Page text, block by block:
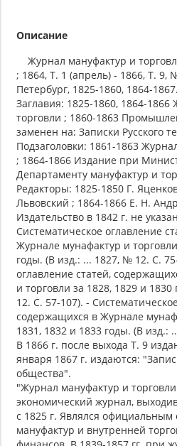
Описание
Журнал мануфактур и
; 1864, Т. 1 (апрель) - 1866, Т. 9,
Петербург, 1825-1860, 1864-
Заглавия: 1825-1860, 1864-
торговли ; 1860-1863
заменен на: Записки Русского
Подзаголовки: 1861-1863
; 1864-1866 Издание при
Департаменту мануфактур и
Редакторы: 1825-1850 Г.
Львовский ; 1864-1866 Е. Н.
Издательство в 1842 г. не
Систематическое оглавление
Журнале мунафактур и
годы. (В изд.: ... 1827, № 12. С.
оглавление статей,
и торговли за 1828, 1829 и
12. С. 57-107). -
содержащихся в Журнале
1831, 1832 и 1833 годы. (В изд.:
В 1866 г. после выхода Т. 9
января 1867 г. издаются:
общества".
"Журнал мануфактур и
экономический журнал,
с 1825 г. Являлся
мануфактур и внутренней